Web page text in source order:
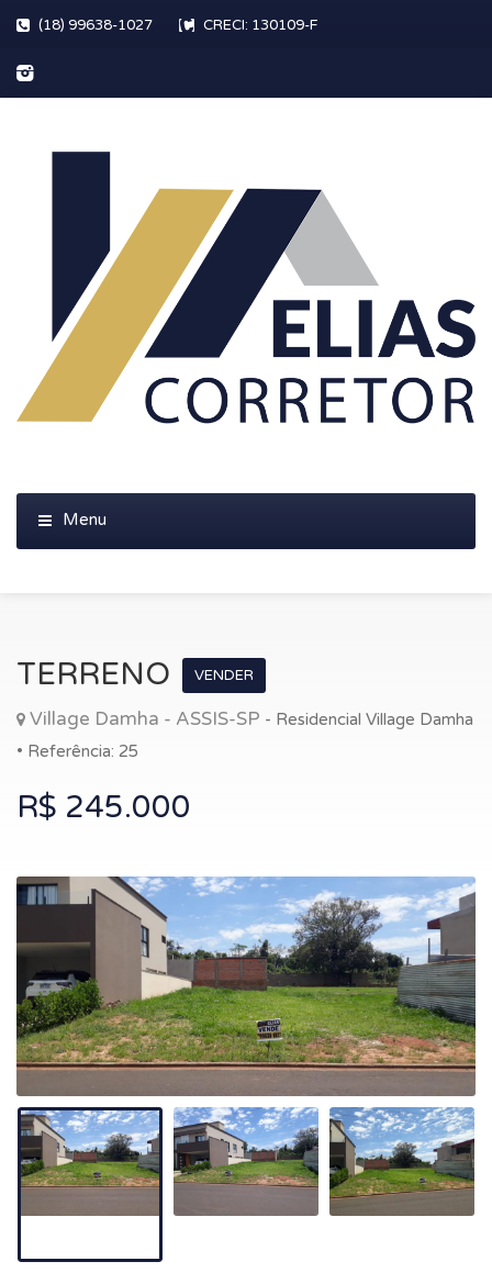
(18) 99638-1027 CRECI: 130109-F
TERRENO VENDER
Village Damha - ASSIS-SP - Residencial Village Damha
• Referência: 25
R$ 245.000